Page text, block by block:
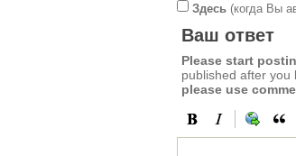
Здесь (когда Вы
Ваш ответ
Please start
published after you
please use